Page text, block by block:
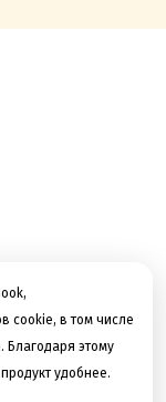
cookie, в том числе
Благодаря этому
удобнее.